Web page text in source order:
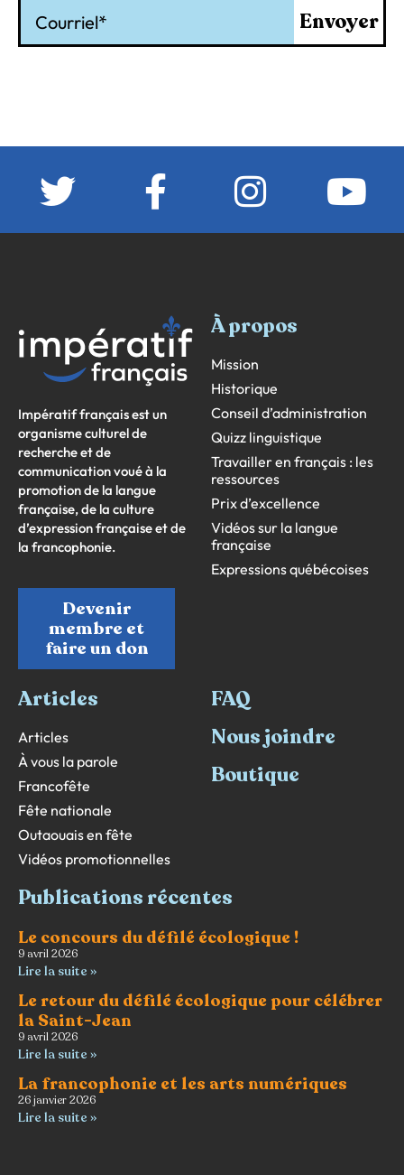
Envoyer
Impératif français est un
organisme culturel de
recherche et de
communication voué à la
promotion de la langue
française, de la culture
d’expression française et de
la francophonie.
Devenir
membre et
faire un don
À propos
Mission
Historique
Conseil d’administration
Quizz linguistique
Travailler en français : les
ressources
Prix d’excellence
Vidéos sur la langue
française
Expressions québécoises
Articles
Articles
À vous la parole
Francofête
Fête nationale
Outaouais en fête
Vidéos promotionnelles
FAQ
Nous joindre
Boutique
Publications récentes
Le concours du défilé écologique !
9 avril 2026
Lire la suite »
Le retour du défilé écologique pour célébrer
la Saint-Jean
9 avril 2026
Lire la suite »
La francophonie et les arts numériques
26 janvier 2026
Lire la suite »